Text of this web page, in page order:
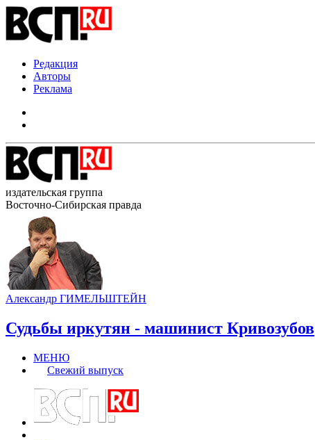
Редакция
Авторы
Реклама
издательская группа
Восточно-Сибирская правда
Александр ГИМЕЛЬШТЕЙН
Судьбы иркутян - машинист Кривозубов
МЕНЮ
Свежий выпуск